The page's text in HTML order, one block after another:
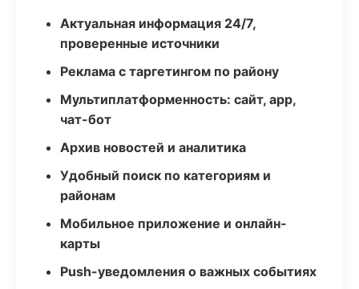
Актуальная информация 24/7,
проверенные источники
Реклама с таргетингом по району
Мультиплатформенность: сайт, app,
чат-бот
Архив новостей и аналитика
Удобный поиск по категориям и
районам
Мобильное приложение и онлайн-
карты
Push-уведомления о важных событиях